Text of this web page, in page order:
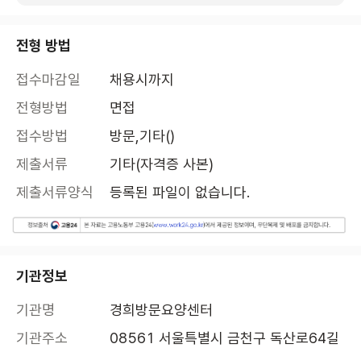
전형 방법
접수마감일
채용시까지
전형방법
면접
접수방법
방문,기타()
제출서류
기타(자격증 사본)
제출서류양식
등록된 파일이 없습니다.
기관정보
기관명
경희방문요양센터
기관주소
08561 서울특별시 금천구 독산로64길